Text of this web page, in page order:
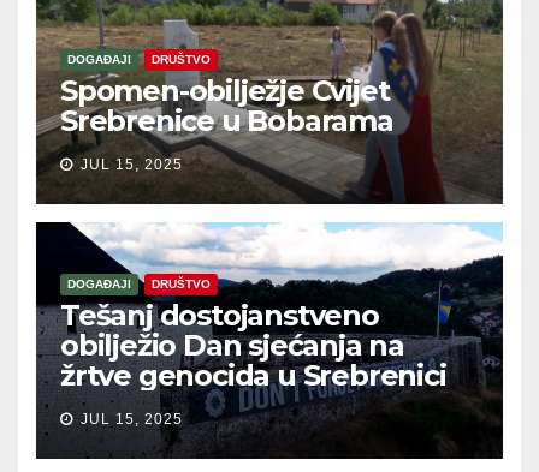
DOGAĐAJI DRUŠTVO
Spomen-obilježje Cvijet
Srebrenice u Bobarama
JUL 15, 2025
DOGAĐAJI DRUŠTVO
Tešanj dostojanstveno
obilježio Dan sjećanja na
žrtve genocida u Srebrenici
JUL 15, 2025